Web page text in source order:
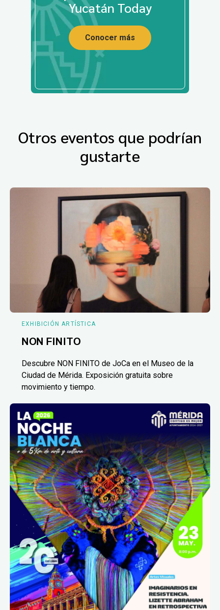
Yucatán Today
Conocer más
Otros eventos que podrían
gustarte
EXHIBICIÓN ARTÍSTICA
NON FINITO
Descubre NON FINITO de JoCa en el Museo de la
Ciudad de Mérida. Exposición gratuita sobre
movimiento y tiempo.